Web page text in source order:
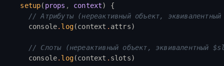
  setup
( props , context) {
// Атрибуты (нереактивный объект, эквивалентный
    console
. log(context . attrs)
// Слоты (нереактивный объект, эквивалентный
    console
. log(context . slots)